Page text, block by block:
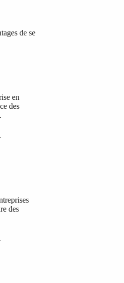
de se
en
des
des